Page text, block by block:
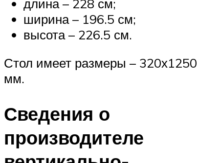
длина – 228 см;
ширина – 196.5 см;
высота – 226.5 см.
Стол имеет размеры – 320х1250
мм.
Сведения о
производителе